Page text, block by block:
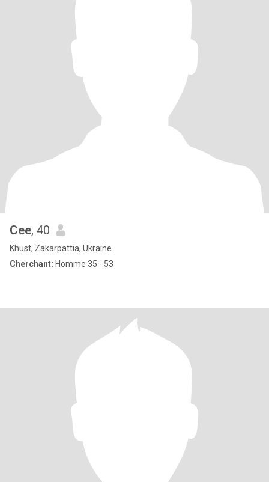
Cee, 40
Khust, Zakarpattia, Ukraine
Cherchant: Homme 35 - 53